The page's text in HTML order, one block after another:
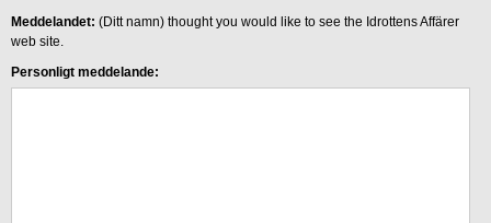
Meddelandet: (Ditt namn) thought you would like to see the Idrottens Affärer
web site.
Personligt meddelande: